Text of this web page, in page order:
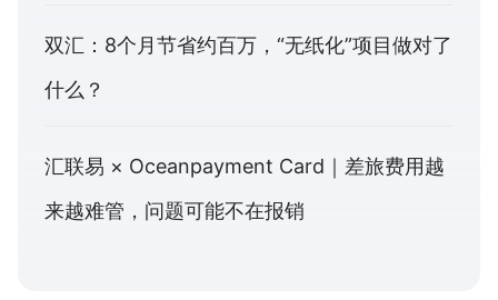
双汇：8个月节省约百万，“无纸化”项目做对了
什么？
汇联易 × Oceanpayment Card｜差旅费用越
来越难管，问题可能不在报销